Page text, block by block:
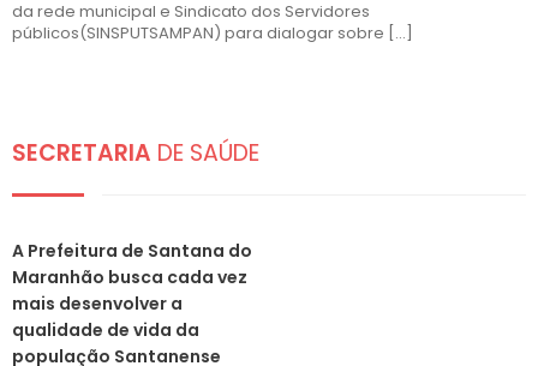
da rede municipal e Sindicato dos Servidores
públicos(SINSPUTSAMPAN) para dialogar sobre […]
SECRETARIA DE SAÚDE
A Prefeitura de Santana do
Maranhão busca cada vez
mais desenvolver a
qualidade de vida da
população Santanense